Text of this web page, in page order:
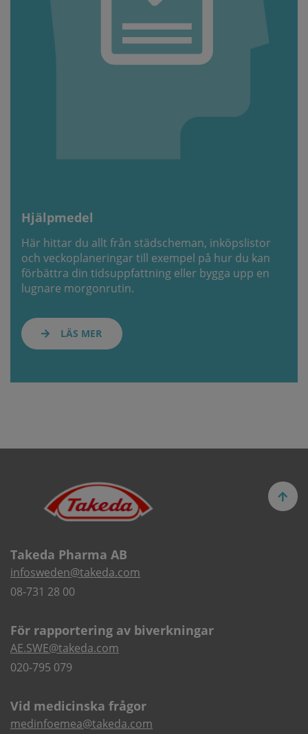
Hjälpmedel
Här hittar du allt från städscheman, inköpslistor
och veckoplaneringar till exempel på hur du kan
förbättra din tidsuppfattning eller bygga upp en
lugnare morgonrutin.
LÄS MER
Takeda Pharma AB
infosweden@takeda.com
08-731 28 00
För rapportering av biverkningar
AE.SWE@takeda.com
020-795 079
Vid medicinska frågor
medinfoemea@takeda.com